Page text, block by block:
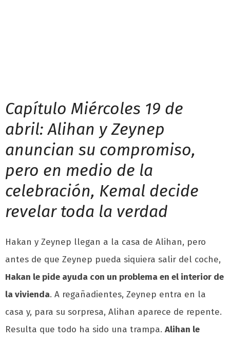
Capítulo Miércoles 19 de
abril: Alihan y Zeynep
anuncian su compromiso,
pero en medio de la
celebración, Kemal decide
revelar toda la verdad
Hakan y Zeynep llegan a la casa de Alihan, pero
antes de que Zeynep pueda siquiera salir del coche,
Hakan le pide ayuda con un problema en el interior de
la vivienda. A regañadientes, Zeynep entra en la
casa y, para su sorpresa, Alihan aparece de repente.
Resulta que todo ha sido una trampa. Alihan le